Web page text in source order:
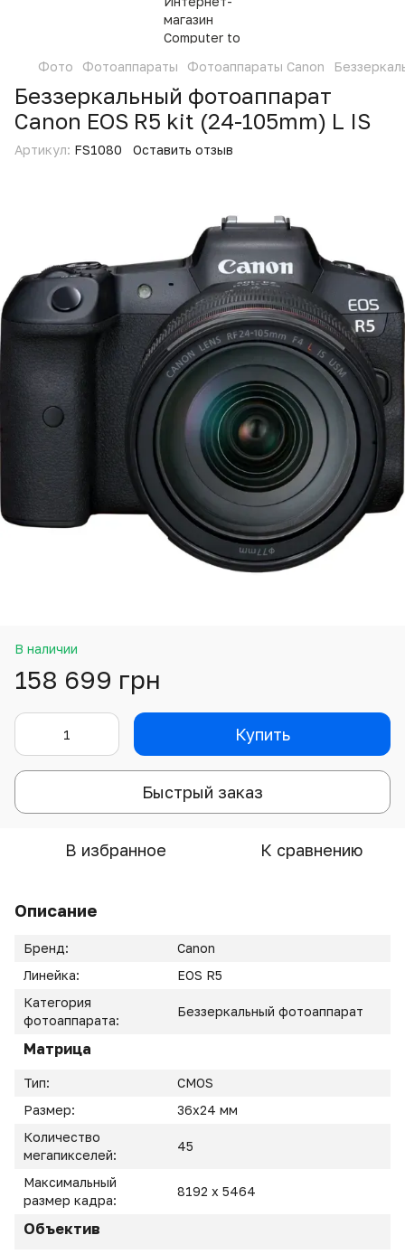
Фото Фотоаппараты Фотоаппараты Canon
Беззеркальный фотоаппарат
Canon EOS R5 kit (24-105mm) L IS
Артикул: FS1080 Оставить отзыв
В наличии
158 699 грн
Купить
Быстрый заказ
В избранное К сравнению
Описание
Бренд:
Canon
Линейка:
EOS R5
Категория
фотоаппарата:
Беззеркальный фотоаппарат
Матрица
Тип:
CMOS
Размер:
36x24 мм
Количество
мегапикселей:
45
Максимальный
размер кадра:
8192 x 5464
Объектив